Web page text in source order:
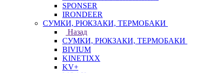
SPONSER
IRONDEER
СУМКИ, РЮКЗАКИ, ТЕРМОБАКИ
Назад
СУМКИ, РЮКЗАКИ, ТЕРМОБАКИ
BIVIUM
KINETIXX
KV+